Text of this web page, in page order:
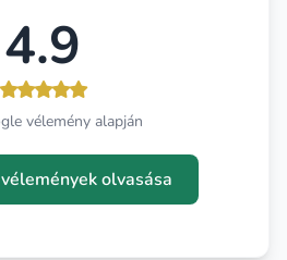
4.9
vélemény alapján
olvasása